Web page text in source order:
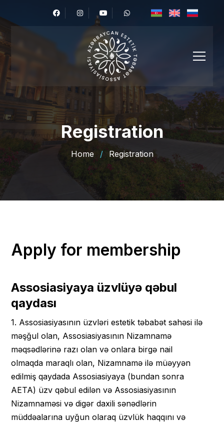
Registration
Home / Registration
Apply for membership
Assosiasiyaya üzvlüyə qəbul
qaydası
1. Assosiasiyasının üzvləri estetik təbabət sahəsi ilə
məşğul olan, Assosiasiyasının Nizamnamə
məqsədlərinə razı olan və onlara birgə nail
olmaqda maraqlı olan, Nizamnamə ilə müəyyən
edilmiş qaydada Assosiasiyaya (bundan sonra
AETA) üzv qəbul edilən və Assosiasiyasının
Nizamnaməsi və digər daxili sənədlərin
müddəalarına uyğun olaraq üzvlük haqqını və